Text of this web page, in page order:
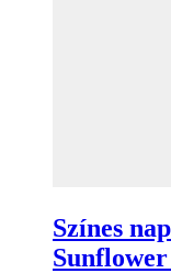
Színes
Sunflower